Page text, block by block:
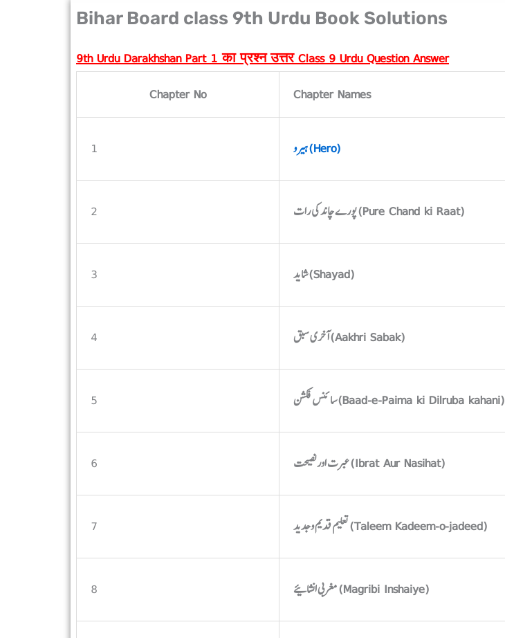
Bihar Board class 9th Urdu Book Solutions
9th Urdu Darakhshan Part 1 का प्रश्न उत्तर Class 9 Urdu Question Answer
Chapter No
Chapter Names
1 ہیرو (Hero)
2 پورے چاند کی رات (Pure Chand ki Raat)
3 شاید (Shayad)
4 آخری سبق (Aakhri Sabak)
5 سائنس فکشن (Baad-e-Paima ki Dilruba kahani)
6 عبرت اور نصیحت (Ibrat Aur Nasihat)
7 تعلیم قدیم و جدید (Taleem Kadeem-o-jadeed)
8 مغربی انشائیے (Magribi Inshaiye)